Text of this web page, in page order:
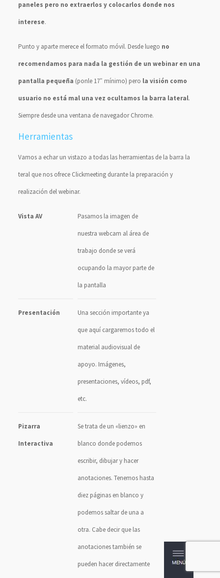
paneles pero no extraerlos y colocarlos donde nos
interese.
Punto y aparte merece el formato móvil. Desde luego no
recomendamos para nada la gestión de un webinar en una
pantalla pequeña (ponle 17″ mínimo) pero la visión como
usuario no está mal una vez ocultamos la barra lateral.
Siempre desde una ventana de navegador Chrome.
Herramientas
Vamos a echar un vistazo a todas las herramientas de la barra la
teral que nos ofrece Clickmeeting durante la preparación y
realización del webinar.
Vista AV Pasamos la imagen de
nuestra webcam al área de
trabajo donde se verá
ocupando la mayor parte de
la pantalla
Presentación Una sección importante ya
que aquí cargaremos todo el
material audiovisual de
apoyo. Imágenes,
presentaciones, vídeos, pdf,
etc.
Pizarra
Interactiva
Se trata de un «lienzo» en
blanco donde podemos
escribir, dibujar y hacer
anotaciones. Tenemos hasta
diez páginas en blanco y
podemos saltar de una a
otra. Cabe decir que las
anotaciones también se
pueden hacer directamente